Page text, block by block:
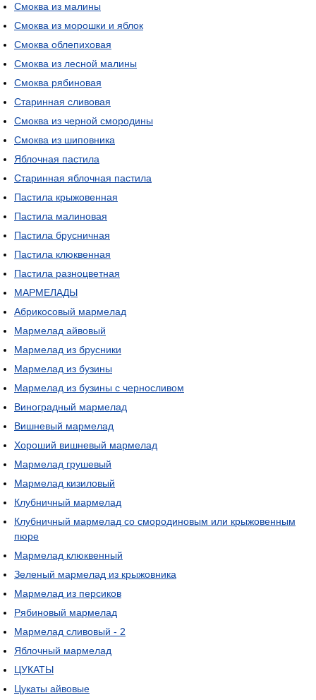
Смоква из малины
Смоква из морошки и яблок
Смоква облепиховая
Смоква из лесной малины
Смоква рябиновая
Старинная сливовая
Смоква из черной смородины
Смоква из шиповника
Яблочная пастила
Старинная яблочная пастила
Пастила крыжовенная
Пастила малиновая
Пастила брусничная
Пастила клюквенная
Пастила разноцветная
МАРМЕЛАДЫ
Абрикосовый мармелад
Мармелад айвовый
Мармелад из брусники
Мармелад из бузины
Мармелад из бузины с черносливом
Виноградный мармелад
Вишневый мармелад
Хороший вишневый мармелад
Мармелад грушевый
Мармелад кизиловый
Клубничный мармелад
Клубничный мармелад со смородиновым или крыжовенным
пюре
Мармелад клюквенный
Зеленый мармелад из крыжовника
Мармелад из персиков
Рябиновый мармелад
Мармелад сливовый - 2
Яблочный мармелад
ЦУКАТЫ
Цукаты айвовые